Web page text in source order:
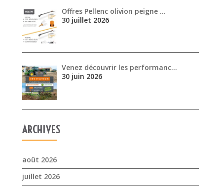
Offres Pellenc olivion peigne …
30 juillet 2026
Venez découvrir les performanc…
30 juin 2026
ARCHIVES
août 2026
juillet 2026